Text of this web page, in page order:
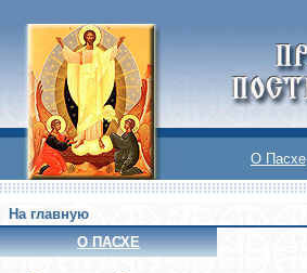
О Пасхе
На главную
О ПАСХЕ